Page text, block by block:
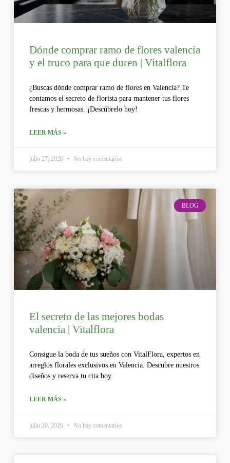
Dónde comprar ramo de flores valencia
y el truco para que duren | Vitalflora
¿Buscas dónde comprar ramo de flores en Valencia? Te
contamos el secreto de florista para mantener tus flores
frescas y hermosas. ¡Descúbrelo hoy!
LEER MÁS »
julio 27, 2026 No hay comentarios
BLOG
El secreto de las mejores bodas
valencia | Vitalflora
Consigue la boda de tus sueños con VitalFlora, expertos en
arreglos florales exclusivos en Valencia. Descubre nuestros
diseños y reserva tu cita hoy.
LEER MÁS »
julio 20, 2026 No hay comentarios